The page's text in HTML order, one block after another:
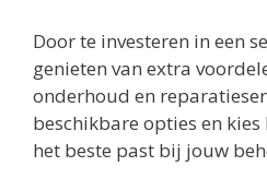
Door te investeren in een
genieten van extra
onderhoud en
beschikbare opties en
het beste past bij jouw